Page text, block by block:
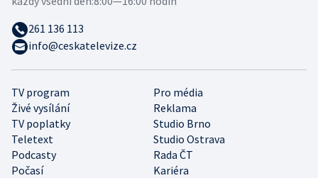
TV program
Pro média
Živé vysílání
Reklama
TV poplatky
Studio Brno
Teletext
Studio Ostrava
Podcasty
Rada ČT
Počasí
Kariéra
261 136 113
info@ceskatelevize.cz